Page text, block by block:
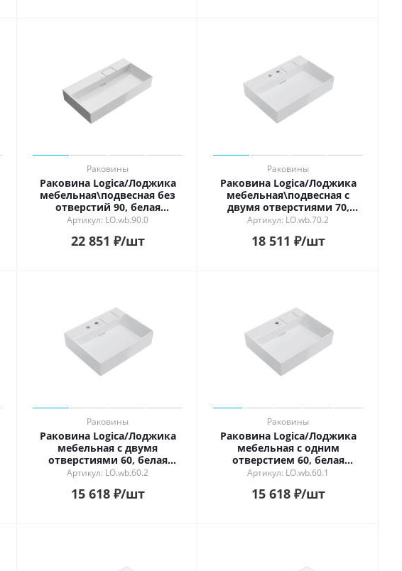
Раковины
Раковина Logica/Лоджика
мебельная\подвесная без
отверстий 90, белая
глянцевая
Артикул: LO.wb.90.0
22 851 ₽/шт
Раковины
Раковина Logica/Лоджика
мебельная\подвесная с
двумя отверстиями 70,
белая глянцевая
Артикул: LO.wb.70.2
18 511 ₽/шт
Раковины
Раковина Logica/Лоджика
мебельная с двумя
отверстиями 60, белая
глянцевая
Артикул: LO.wb.60.2
15 618₽/шт
Раковины
Раковина Logica/Лоджика
мебельная с одним
отверстием 60, белая
глянцевая
Артикул: LO.wb.60.1
15 618₽/шт